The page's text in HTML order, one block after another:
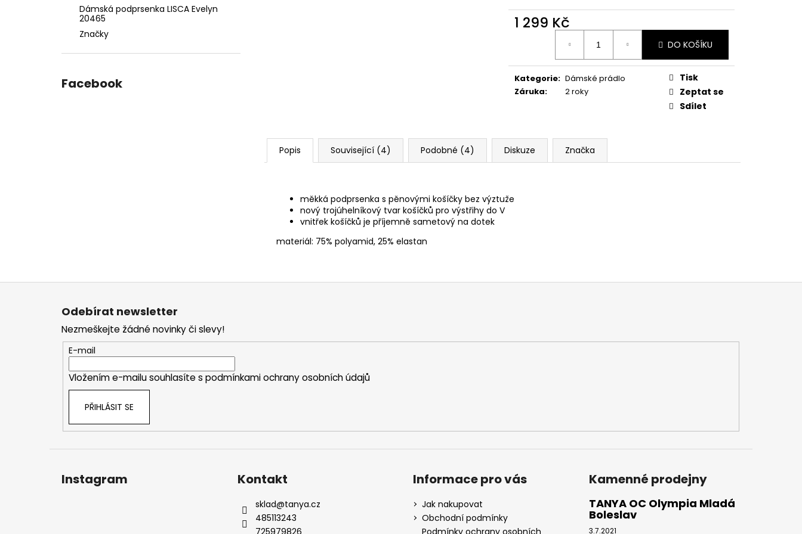
Dámská podprsenka LISCA Evelyn
20465
Značky
Facebook
1 299 Kč
DO KOŠÍKU
Kategorie: Dámské prádlo
Záruka: 2 roky
Tisk
Zeptat se
Sdílet
Popis Související (4) Podobné (4) Diskuze Značka
měkká podprsenka s pěnovými košíčky bez výztuže
nový trojúhelníkový tvar košíčků pro výstřihy do V
vnitřek košíčků je příjemně sametový na dotek
materiál: 75% polyamid, 25% elastan
Odebírat newsletter
Nezmeškejte žádné novinky či slevy!
E-mail
Vložením e-mailu souhlasíte s podmínkami ochrany osobních údajů
PŘIHLÁSIT SE
Instagram Kontakt
sklad@tanya.cz
485113243
725979826
Informace pro vás
Jak nakupovat
Obchodní podmínky
Podmínky ochrany osobních
Kamenné prodejny
TANYA OC Olympia Mladá
Boleslav
3.7.2021